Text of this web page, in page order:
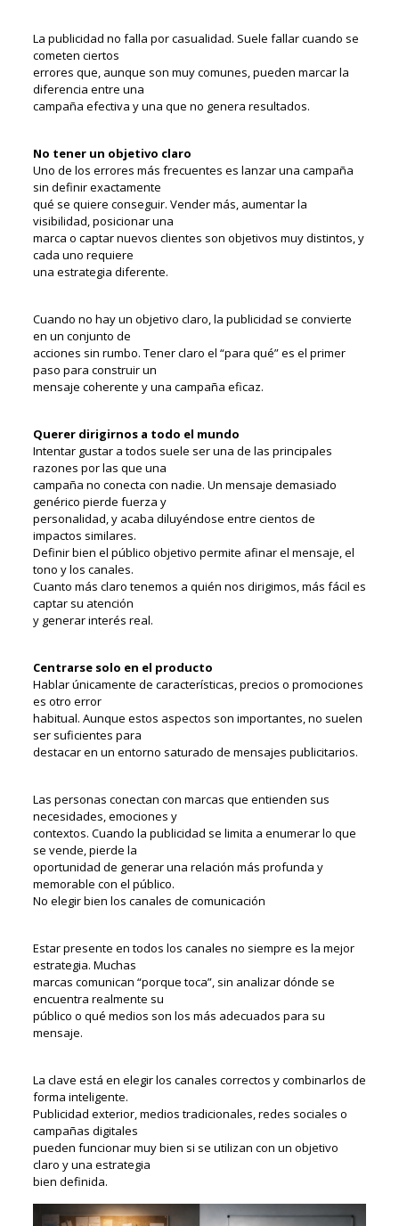
La publicidad no falla por casualidad. Suele fallar cuando se
cometen ciertos
errores que, aunque son muy comunes, pueden marcar la
diferencia entre una
campaña efectiva y una que no genera resultados.
No tener un objetivo claro
Uno de los errores más frecuentes es lanzar una campaña
sin definir exactamente
qué se quiere conseguir. Vender más, aumentar la
visibilidad, posicionar una
marca o captar nuevos clientes son objetivos muy distintos, y
cada uno requiere
una estrategia diferente.
Cuando no hay un objetivo claro, la publicidad se convierte
en un conjunto de
acciones sin rumbo. Tener claro el “para qué” es el primer
paso para construir un
mensaje coherente y una campaña eficaz.
Querer dirigirnos a todo el mundo
Intentar gustar a todos suele ser una de las principales
razones por las que una
campaña no conecta con nadie. Un mensaje demasiado
genérico pierde fuerza y
personalidad, y acaba diluyéndose entre cientos de
impactos similares.
Definir bien el público objetivo permite afinar el mensaje, el
tono y los canales.
Cuanto más claro tenemos a quién nos dirigimos, más fácil es
captar su atención
y generar interés real.
Centrarse solo en el producto
Hablar únicamente de características, precios o promociones
es otro error
habitual. Aunque estos aspectos son importantes, no suelen
ser suficientes para
destacar en un entorno saturado de mensajes publicitarios.
Las personas conectan con marcas que entienden sus
necesidades, emociones y
contextos. Cuando la publicidad se limita a enumerar lo que
se vende, pierde la
oportunidad de generar una relación más profunda y
memorable con el público.
No elegir bien los canales de comunicación
Estar presente en todos los canales no siempre es la mejor
estrategia. Muchas
marcas comunican “porque toca”, sin analizar dónde se
encuentra realmente su
público o qué medios son los más adecuados para su
mensaje.
La clave está en elegir los canales correctos y combinarlos de
forma inteligente.
Publicidad exterior, medios tradicionales, redes sociales o
campañas digitales
pueden funcionar muy bien si se utilizan con un objetivo
claro y una estrategia
bien definida.